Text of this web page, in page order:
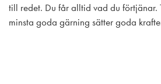
till redet. Du får alltid vad du förtjänar.
minsta goda gärning sätter goda